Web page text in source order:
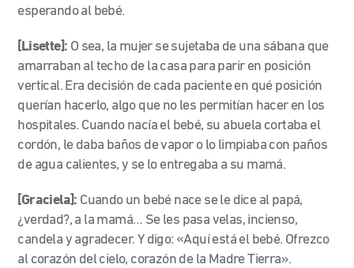
esperando al bebé.
[Lisette]: O sea, la mujer se sujetaba de una sábana que
amarraban al techo de la casa para parir en posición
vertical. Era decisión de cada paciente en qué posición
querían hacerlo, algo que no les permitían hacer en los
hospitales. Cuando nacía el bebé, su abuela cortaba el
cordón, le daba baños de vapor o lo limpiaba con paños
de agua calientes, y se lo entregaba a su mamá.
[Graciela]: Cuando un bebé nace se le dice al papá,
¿verdad?, a la mamá… Se les pasa velas, incienso,
candela y agradecer. Y digo: «Aquí está el bebé. Ofrezco
al corazón del cielo, corazón de la Madre Tierra».